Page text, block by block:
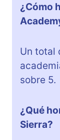
¿Cómo
Un total
sobre 5.
¿Qué
Sierra?